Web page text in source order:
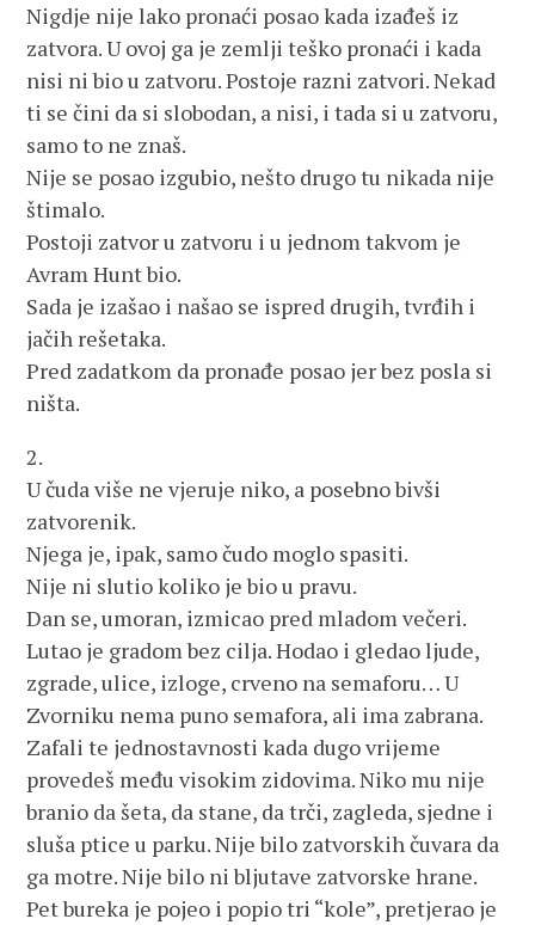
Nigdje nije lako pronaći posao kada izađeš iz
zatvora. U ovoj ga je zemlji teško pronaći i kada
nisi ni bio u zatvoru. Postoje razni zatvori. Nekad
ti se čini da si slobodan, a nisi, i tada si u zatvoru,
samo to ne znaš.
Nije se posao izgubio, nešto drugo tu nikada nije
štimalo.
Postoji zatvor u zatvoru i u jednom takvom je
Avram Hunt bio.
Sada je izašao i našao se ispred drugih, tvrđih i
jačih rešetaka.
Pred zadatkom da pronađe posao jer bez posla si
ništa.
2.
U čuda više ne vjeruje niko, a posebno bivši
zatvorenik.
Njega je, ipak, samo čudo moglo spasiti.
Nije ni slutio koliko je bio u pravu.
Dan se, umoran, izmicao pred mladom večeri.
Lutao je gradom bez cilja. Hodao i gledao ljude,
zgrade, ulice, izloge, crveno na semaforu… U
Zvorniku nema puno semafora, ali ima zabrana.
Zafali te jednostavnosti kada dugo vrijeme
provedeš među visokim zidovima. Niko mu nije
branio da šeta, da stane, da trči, zagleda, sjedne i
sluša ptice u parku. Nije bilo zatvorskih čuvara da
ga motre. Nije bilo ni bljutave zatvorske hrane.
Pet bureka je pojeo i popio tri “kole”, pretjerao je